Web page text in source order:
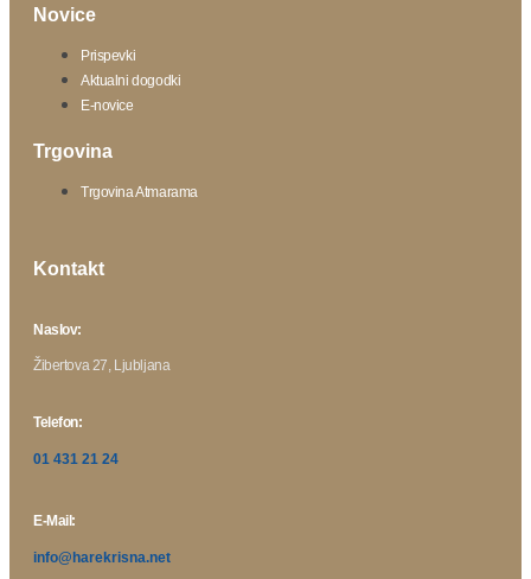
Novice
Prispevki
Aktualni dogodki
E-novice
Trgovina
Trgovina Atmarama
Kontakt
Naslov:
Žibertova 27, Ljubljana
Telefon:
01 431 21 24
E-Mail:
info@harekrisna.net